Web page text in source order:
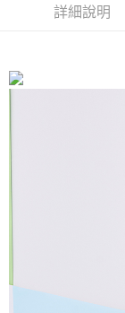
４．使用「AFTEE
恩沛科技股份有限公
詳細說明